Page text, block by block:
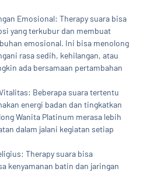
Emosional: Therapy suara bisa
yang terkubur dan membuat
emosional. Ini bisa menolong
rasa sedih, kehilangan, atau
ada bersamaan pertambahan
Beberapa suara tertentu
energi badan dan tingkatkan
Wanita Platinum merasa lebih
dalam jalani kegiatan setiap
Therapy suara bisa
kenyamanan batin dan jaringan